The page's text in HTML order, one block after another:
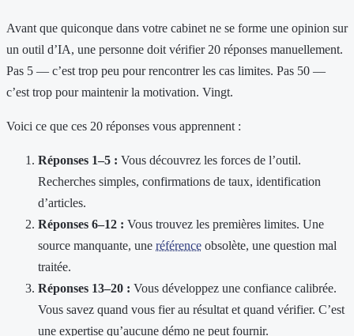
Avant que quiconque dans votre cabinet ne se forme une opinion sur
un outil d’IA, une personne doit vérifier 20 réponses manuellement.
Pas 5 — c’est trop peu pour rencontrer les cas limites. Pas 50 —
c’est trop pour maintenir la motivation. Vingt.
Voici ce que ces 20 réponses vous apprennent :
Réponses 1–5 : Vous découvrez les forces de l’outil.
Recherches simples, confirmations de taux, identification
d’articles.
Réponses 6–12 : Vous trouvez les premières limites. Une
source manquante, une référence obsolète, une question mal
traitée.
Réponses 13–20 : Vous développez une confiance calibrée.
Vous savez quand vous fier au résultat et quand vérifier. C’est
une expertise qu’aucune démo ne peut fournir.